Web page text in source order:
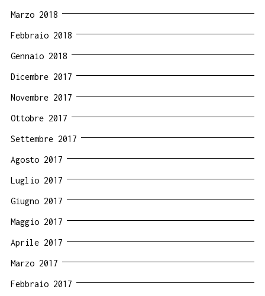
Marzo 2018
Febbraio 2018
Gennaio 2018
Dicembre 2017
Novembre 2017
Ottobre 2017
Settembre 2017
Agosto 2017
Luglio 2017
Giugno 2017
Maggio 2017
Aprile 2017
Marzo 2017
Febbraio 2017